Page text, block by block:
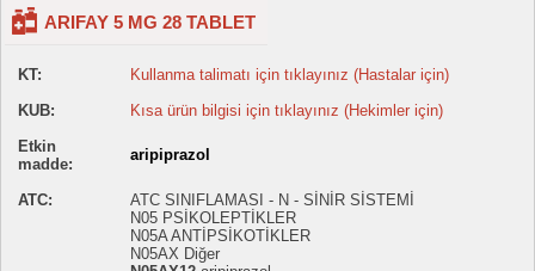
ARIFAY 5 MG 28 TABLET
KT:
Kullanma talimatı için tıklayınız (Hastalar için)
KUB:
Kısa ürün bilgisi için tıklayınız (Hekimler için)
Etkin
madde:
aripiprazol
ATC:
ATC SINIFLAMASI - N - SİNİR SİSTEMİ
N05 PSİKOLEPTİKLER
N05A ANTİPSİKOTİKLER
N05AX Diğer